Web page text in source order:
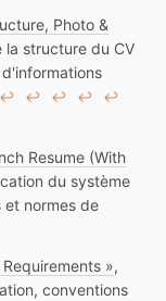
Photo &
la structure du CV
↩︎ ↩︎ ↩︎ ↩︎
↩︎
Resume (With
du système
et normes de
»,
conventions